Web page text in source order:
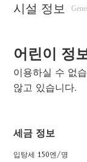
시설 정보
어린이 정
이용하실 수 없
않고 있습니다.
세금 정보
입탕세 150엔/명